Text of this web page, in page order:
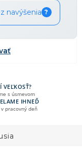
navýšenia ?
VEĽKOSŤ?
s úsmevom
IHNEĎ
pracovný deň